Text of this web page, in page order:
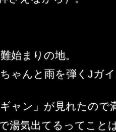
始まりの地。
ゃんと雨を弾くJガ
ャン」が見れたので
湯気出てるってこと